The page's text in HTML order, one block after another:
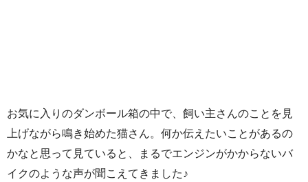
お気に入りのダンボール箱の中で、飼い主さんのことを見
上げながら鳴き始めた猫さん。何か伝えたいことがあるの
かなと思って見ていると、まるでエンジンがかからないバ
イクのような声が聞こえてきました♪